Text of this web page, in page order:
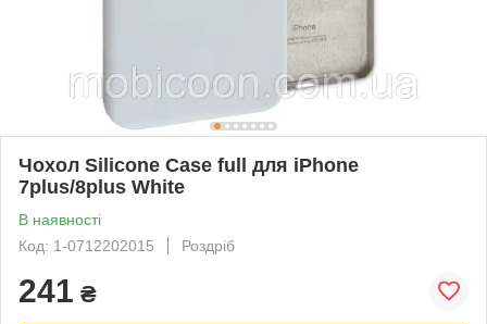
Чохол Silicone Case full для iPhone
7plus/8plus White
В наявності
Код: 1-0712202015
Роздріб
241 ₴